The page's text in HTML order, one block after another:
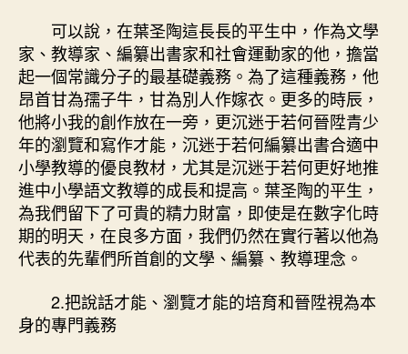
可以說，在葉圣陶這長長的平生中，作為文學
家、教導家、編纂出書家和社會運動家的他，擔當
起一個常識分子的最基礎義務。為了這種義務，他
昂首甘為孺子牛，甘為別人作嫁衣。更多的時辰，
他將小我的創作放在一旁，更沉迷于若何晉陞青少
年的瀏覽和寫作才能，沉迷于若何編纂出書合適中
小學教導的優良教材，尤其是沉迷于若何更好地推
進中小學語文教導的成長和提高。葉圣陶的平生，
為我們留下了可貴的精力財富，即使是在數字化時
期的明天，在良多方面，我們仍然在實行著以他為
代表的先輩們所首創的文學、編纂、教導理念。
2.把說話才能、瀏覽才能的培育和晉陞視為本
身的專門義務